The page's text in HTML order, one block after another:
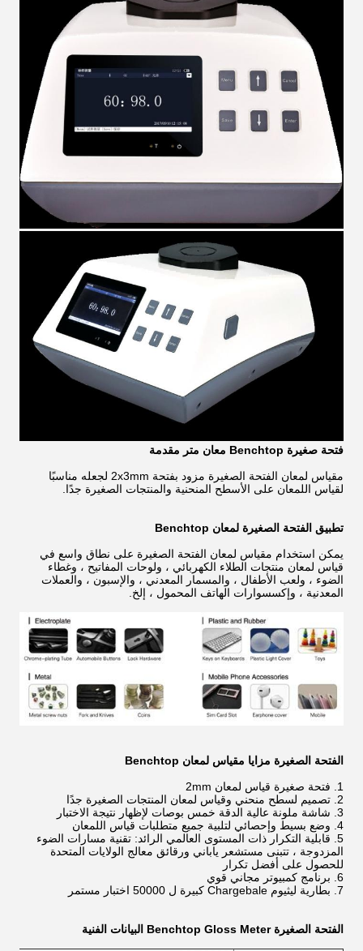
فتحة صغيرة Benchtop معان متر مقدمة
مقياس لمعان الفتحة الصغيرة مزود بفتحة 2x3mm لجعله مناسبًا
لقياس اللمعان على الأسطح المنحنية والمنتجات الصغيرة جدًا.
تطبيق الفتحة الصغيرة لمعان Benchtop
يمكن استخدام مقياس لمعان الفتحة الصغيرة على نطاق واسع في
قياس لمعان منتجات الطلاء الكهربائي ، ولوحات المفاتيح ، وغطاء
الضوء ، ولعب الأطفال ، والمسمار المعدني ، والإسبون ، والعملات
المعدنية ، وإكسسوارات الهاتف المحمول ، إلخ.
الفتحة الصغيرة مزايا مقياس لمعان Benchtop
1. فتحة صغيرة قياس لمعان 2mm
2. تصميم لسطح منحني وقياس لمعان المنتجات الصغيرة جدًا
3. شاشة ملونة عالية الدقة خمس بوصات لإظهار نتيجة الاختبار
4. وضع بسيط وإحصائي لتلبية جميع متطلبات قياس اللمعان
5. قابلية التكرار ذات المستوى العالمي الرائد: تقنية مسارات الضوء
المزدوجة ، تتبنى مستشعر ياباني ورقائق معالج الولايات المتحدة
للحصول على أفضل تكرار
6. برنامج كمبيوتر مجاني قوي
7. بطارية ليثيوم Chargebale كبيرة ل 50000 اختبار مستمر
الفتحة الصغيرة Benchtop Gloss Meter البيانات الفنية